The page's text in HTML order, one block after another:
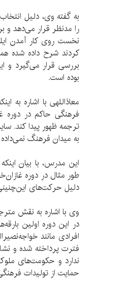
به گفته وی، دلیل
را مدنظر قرار می‌دهد
نخست روی کار آمدن
کردند شرح داده شده
بررسی قرار می‌گیرد و
بوده است.
معاذاللهی با اشاره به
فرهنگی حاکم در دوره
ترجمه ظهور پیدا کند.
به میدان فرهنگ
این مدرس، با بیان
طور مثال در دوره
دلیل حرکت‌های
وی با اشاره به نقش
در این دوره اولین
افرادی مانند
فترت پرداخته شده و
ندارد و حکومت‌های
حمایت از تولیدات